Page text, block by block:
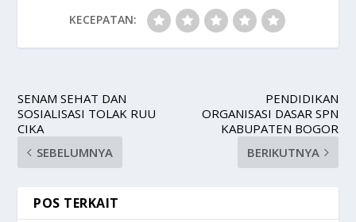
KECEPATAN:
SENAM SEHAT DAN
SOSIALISASI TOLAK RUU
CIKA
SEBELUMNYA
PENDIDIKAN
ORGANISASI DASAR SPN
KABUPATEN BOGOR
BERIKUTNYA
POS TERKAIT